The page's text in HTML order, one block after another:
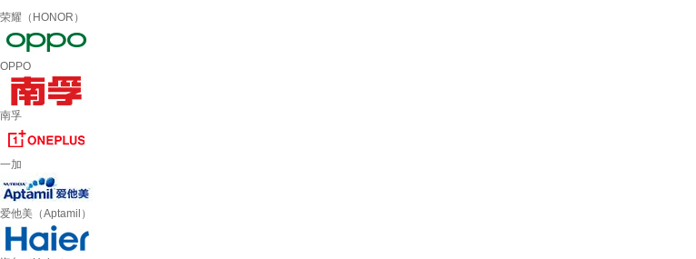
荣耀（HONOR）
OPPO
南孚
一加
爱他美（Aptamil）